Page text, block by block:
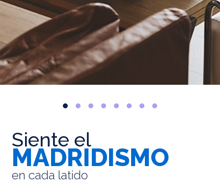
Siente el
MADRIDISMO
en cada latido